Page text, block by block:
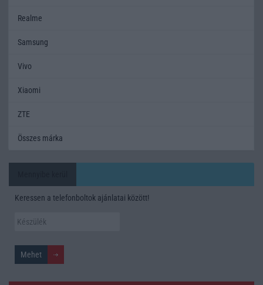
Realme
Samsung
Vivo
Xiaomi
ZTE
Összes márka
Keressen a telefonboltok ajánlatai között!